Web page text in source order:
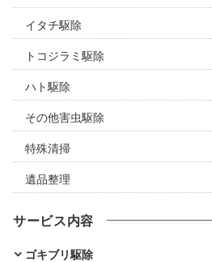
イタチ駆除
トコジラミ駆除
ハト駆除
その他害虫駆除
特殊清掃
遺品整理
サービス内容
ゴキブリ駆除